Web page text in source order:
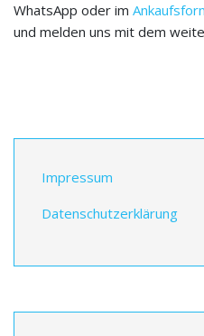
WhatsApp oder im
und melden uns mit dem
Impressum
Datenschutzerklärung